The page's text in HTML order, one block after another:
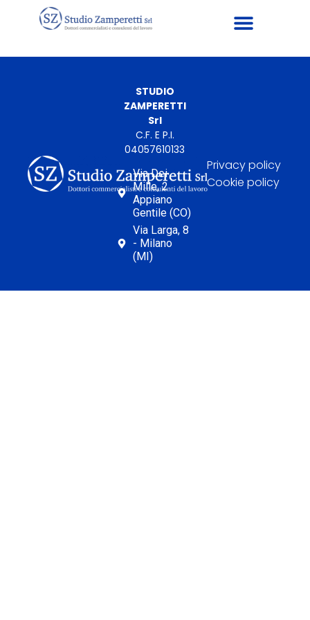
STUDIO
ZAMPERETTI
Srl
C.F. E P.I.
04057610133
Via Dei
Mille, 2
Appiano
Gentile (CO)
Via Larga, 8
- Milano
(MI)
Privacy policy
Cookie policy